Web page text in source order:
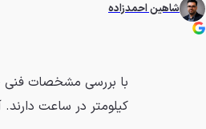
شاهین احمدزاده
کیلومتر در ساعت دارند.